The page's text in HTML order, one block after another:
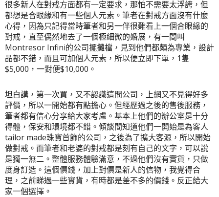
很多新人在對戒方面都有一定要求，那怕不需要太浮誇，但
都想是合眼緣和有一些個人元素。筆者在對戒方面沒有什麼
心得，因為只記得當時筆者和另一伴很難看上一個合眼緣的
對戒，直至偶然地去了一個極細微的婚展，有一間叫
Montresor Infini的公司擺攤檔，見到他們都頗為專業，設計
品都不錯，而且可加個人元素，所以便立即下單，1隻
$5,000，一對便$10,000。
坦白講，第一次買，又不認識這間公司，上網又不見得好多
評價，所以一開始都有點擔心。但經歷過之後的售後服務，
筆者都有信心分享給大家考慮。基本上他們的辦公室是十分
得體，保安和環境都不錯。傾談間知道他們一開始是為客人
tailor made珠寶首飾的公司，之後為了擴大客源，所以開始
做對戒。而筆者和老婆的對戒都是刻有自己的文字，可以說
是獨一無二。整體服務體驗滿意，不過他們沒有實貨，只做
度身訂造。這個價錢，加上對價是新人的信物，我覺得合
理，之前睇過一些實貨，有時都是差不多的價錢。反正給大
家一個選擇。